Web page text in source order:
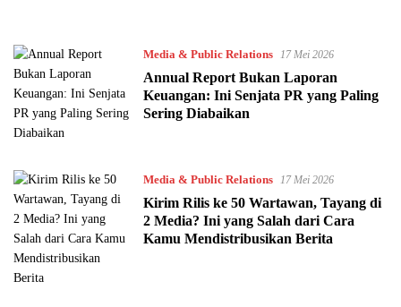
Media & Public Relations 17 Mei 2026
Annual Report Bukan Laporan
Keuangan: Ini Senjata PR yang Paling
Sering Diabaikan
Media & Public Relations 17 Mei 2026
Kirim Rilis ke 50 Wartawan, Tayang di
2 Media? Ini yang Salah dari Cara
Kamu Mendistribusikan Berita